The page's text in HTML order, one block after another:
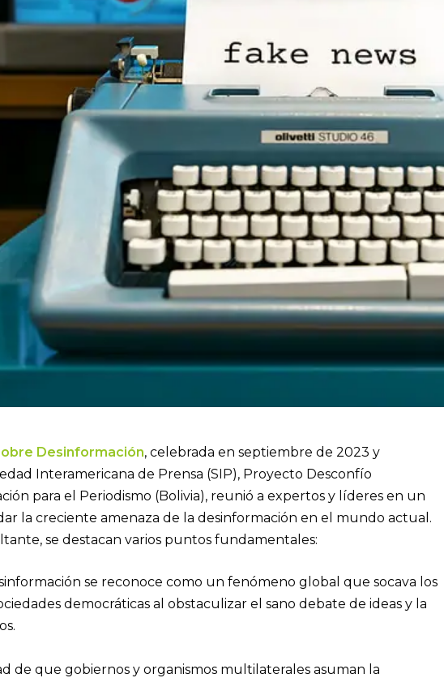
Desinformación, celebrada en septiembre de 2023 y
Interamericana de Prensa (SIP), Proyecto Desconfío
para el Periodismo (Bolivia), reunió a expertos y líderes en un
la creciente amenaza de la desinformación en el mundo actual.
se destacan varios puntos fundamentales:
se reconoce como un fenómeno global que socava los
democráticas al obstaculizar el sano debate de ideas y la
de que gobiernos y organismos multilaterales asuman la